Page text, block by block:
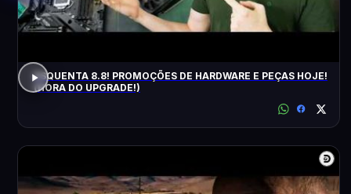
ESQUENTA 8.8! PROMOÇÕES DE HARDWARE E PEÇAS HOJE!
(HORA DO UPGRADE!)